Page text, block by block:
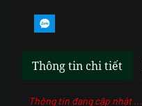
Thông tin chi tiết
Thông tin đang cập nhật ...